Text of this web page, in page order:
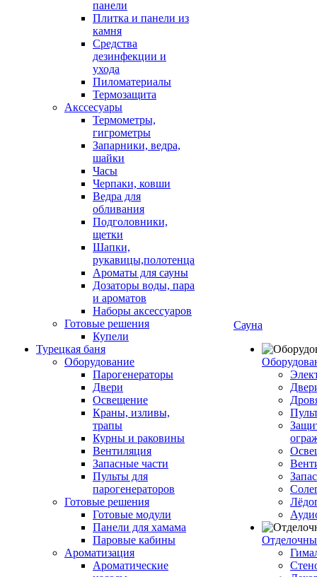
панели
Плитка и панели из
камня
Средства
дезинфекции и
ухода
Пиломатериалы
Термозащита
Аксcесуары
Термометры,
гигрометры
Запарники, ведра,
шайки
Часы
Черпаки, ковши
Ведра для
обливания
Подголовники,
щетки
Шапки,
рукавицы,полотенца
Ароматы для сауны
Дозаторы воды, пара
и ароматов
Наборы аксессуаров
Готовые решения
Купели
Турецкая баня
Оборудование
Парогенераторы
Двери
Освещение
Краны, изливы,
трапы
Курны и раковины
Вентиляция
Запасные части
Пульты для
парогенераторов
Готовые решения
Готовые модули
Панели для хамама
Паровые кабины
Ароматизация
Ароматические
Сауна